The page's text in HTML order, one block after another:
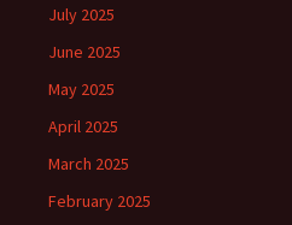
July 2025
June 2025
May 2025
April 2025
March 2025
February 2025